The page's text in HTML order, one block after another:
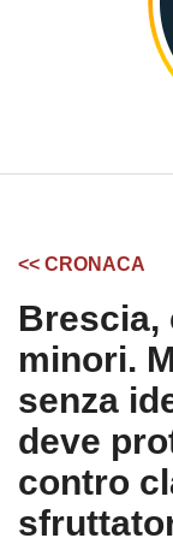
<< CRONACA
Brescia,
minori.
senza
deve
contro